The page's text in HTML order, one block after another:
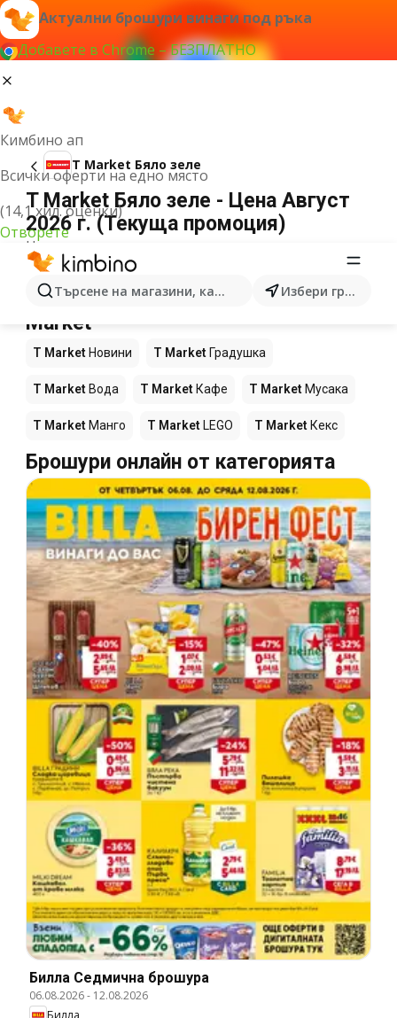
Актуални брошури винаги под ръка
Добавете в Chrome – БЕЗПЛАТНО
Кимбино ап
Всички оферти на едно място
(14,1 хил. оценки)
Отворете
Търсене на магазини, категории, продукти...Избери град
T Market Бяло зеле
T Market Бяло зеле - Цена Август
2026 г. (Текуща промоция)
Не можахме да намерим резултати за този
термин.
Още продукти в магазините T
Market
T Market Новини T Market Градушка
T Market Вода T Market Кафе T Market Мусака
T Market Манго T Market LEGO T Market Кекс
Брошури онлайн от категорията
Билла Cедмична брошура
06.08.2026- 12.08.2026
Билла